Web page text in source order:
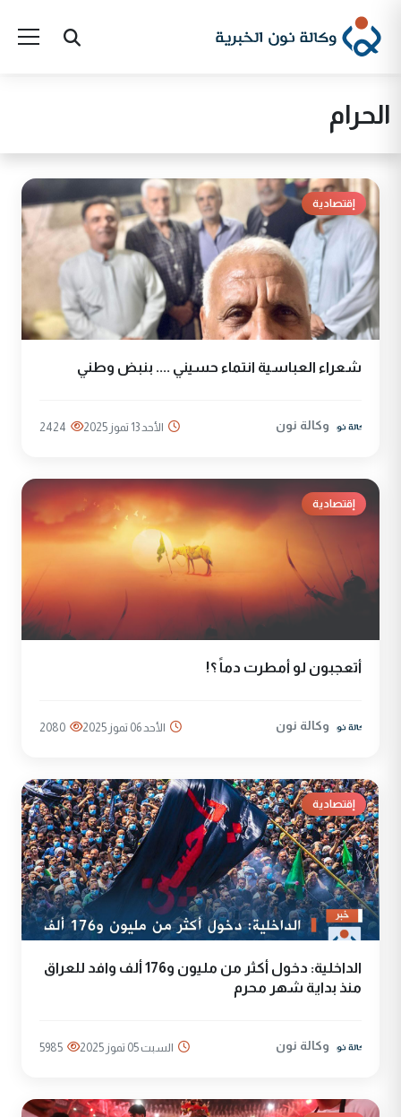
الحرام
إقتصادية
شعراء العباسية انتماء حسيني .... بنبض وطني
وكالة نون الأحد 13 تموز 2025 2424
إقتصادية
أتعجبون لو أمطرت دماً ؟!
وكالة نون الأحد 06 تموز 2025 2080
إقتصادية
الداخلية: دخول أكثر من مليون و176 ألف وافد للعراق
منذ بداية شهر محرم
وكالة نون السبت 05 تموز 2025 5985